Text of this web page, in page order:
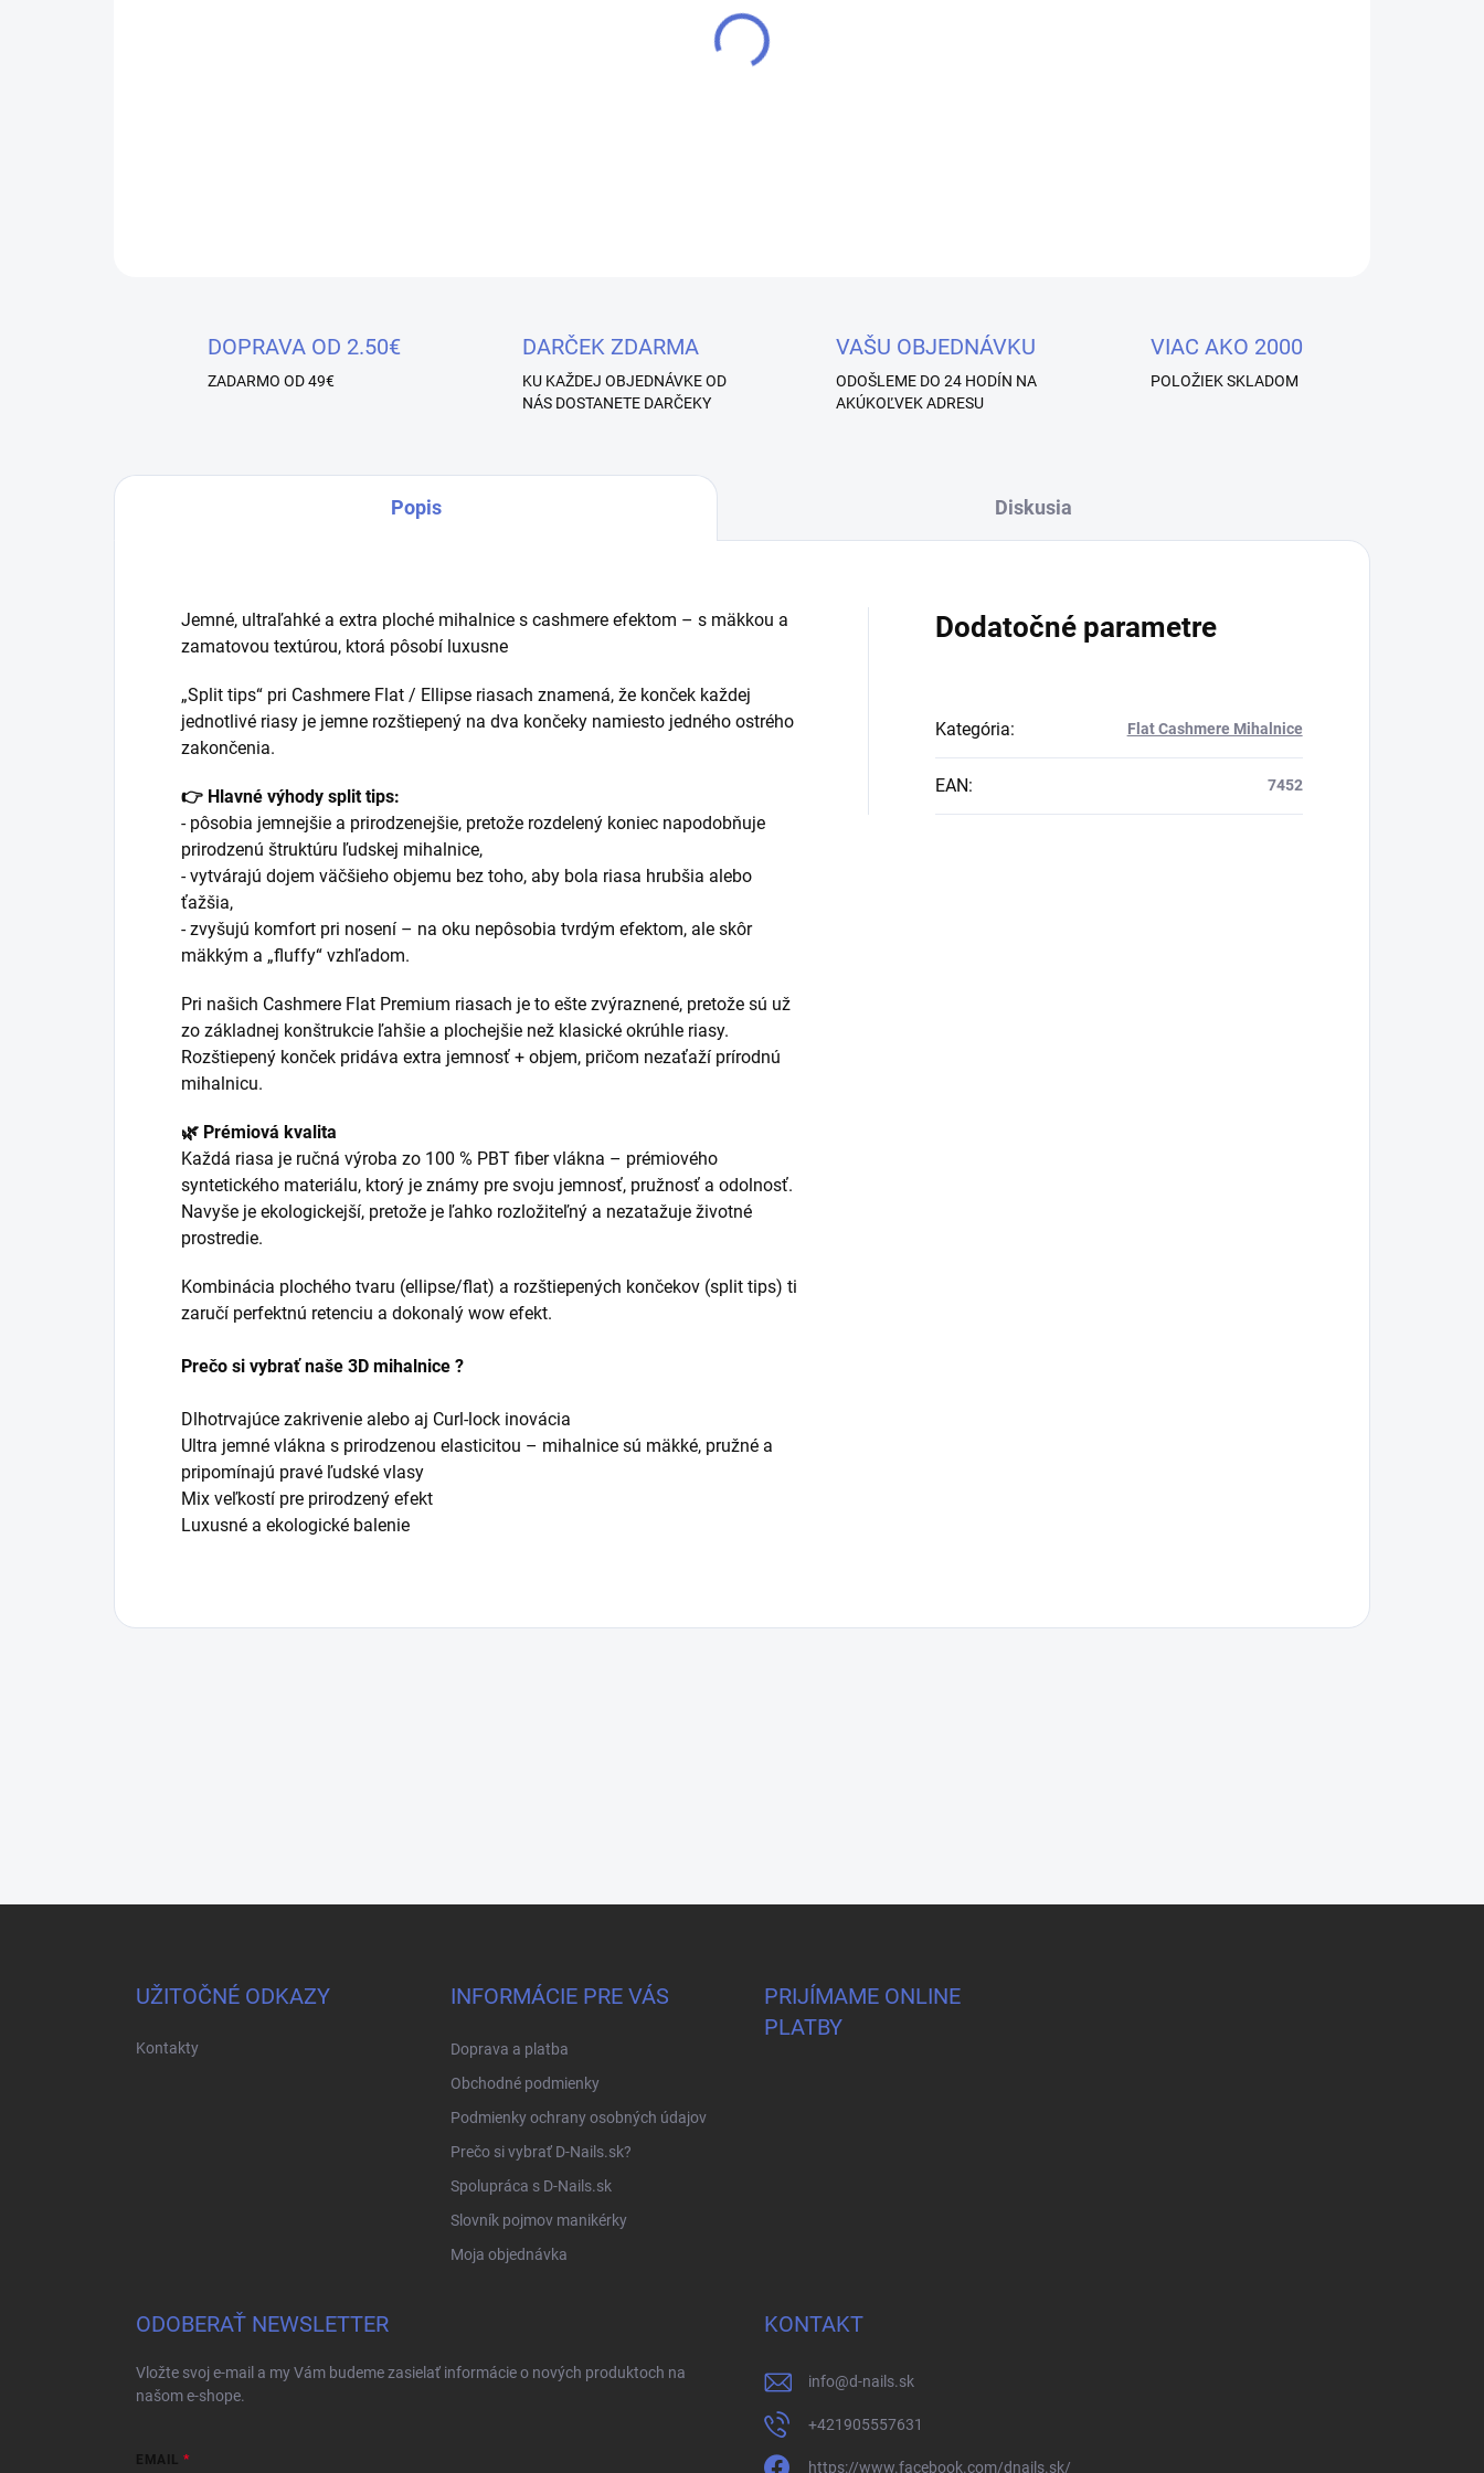
DOPRAVA OD 2.50€
ZADARMO OD 49€
DARČEK ZDARMA
KU KAŽDEJ OBJEDNÁVKE OD
NÁS DOSTANETE DARČEKY
VAŠU OBJEDNÁVKU
ODOŠLEME DO 24 HODÍN NA
AKÚKOĽVEK ADRESU
VIAC AKO 2000
POLOŽIEK SKLADOM
Popis Diskusia
Jemné, ultraľahké a extra ploché mihalnice s cashmere efektom – s mäkkou a
zamatovou textúrou, ktorá pôsobí luxusne
„Split tips“ pri Cashmere Flat / Ellipse riasach znamená, že konček každej
jednotlivé riasy je jemne rozštiepený na dva končeky namiesto jedného ostrého
zakončenia.
👉 Hlavné výhody split tips:
- pôsobia jemnejšie a prirodzenejšie, pretože rozdelený koniec napodobňuje
prirodzenú štruktúru ľudskej mihalnice,
- vytvárajú dojem väčšieho objemu bez toho, aby bola riasa hrubšia alebo
ťažšia,
- zvyšujú komfort pri nosení – na oku nepôsobia tvrdým efektom, ale skôr
mäkkým a „fluffy“ vzhľadom.
Pri našich Cashmere Flat Premium riasach je to ešte zvýraznené, pretože sú už
zo základnej konštrukcie ľahšie a plochejšie než klasické okrúhle riasy.
Rozštiepený konček pridáva extra jemnosť + objem, pričom nezaťaží prírodnú
mihalnicu.
🌿 Prémiová kvalita
Každá riasa je ručná výroba zo 100 % PBT fiber vlákna – prémiového
syntetického materiálu, ktorý je známy pre svoju jemnosť, pružnosť a odolnosť.
Navyše je ekologickejší, pretože je ľahko rozložiteľný a nezatažuje životné
prostredie.
Kombinácia plochého tvaru (ellipse/flat) a rozštiepených končekov (split tips) ti
zaručí perfektnú retenciu a dokonalý wow efekt.
Prečo si vybrať naše 3D mihalnice ?
Dlhotrvajúce zakrivenie alebo aj Curl-lock inovácia
Ultra jemné vlákna s prirodzenou elasticitou – mihalnice sú mäkké, pružné a
pripomínajú pravé ľudské vlasy
Mix veľkostí pre prirodzený efekt
Luxusné a ekologické balenie
Dodatočné parametre
Kategória: Flat Cashmere Mihalnice
EAN: 7452
UŽITOČNÉ ODKAZY
Kontakty
INFORMÁCIE PRE VÁS
Doprava a platba
Obchodné podmienky
Podmienky ochrany osobných údajov
Prečo si vybrať D-Nails.sk?
Spolupráca s D-Nails.sk
Slovník pojmov manikérky
Moja objednávka
PRIJÍMAME ONLINE
PLATBY
ODOBERAŤ NEWSLETTER
Vložte svoj e-mail a my Vám budeme zasielať informácie o nových produktoch na
našom e-shope.
EMAIL
KONTAKT
info@d-nails.sk
+421905557631
https://www.facebook.com/dnails.sk/